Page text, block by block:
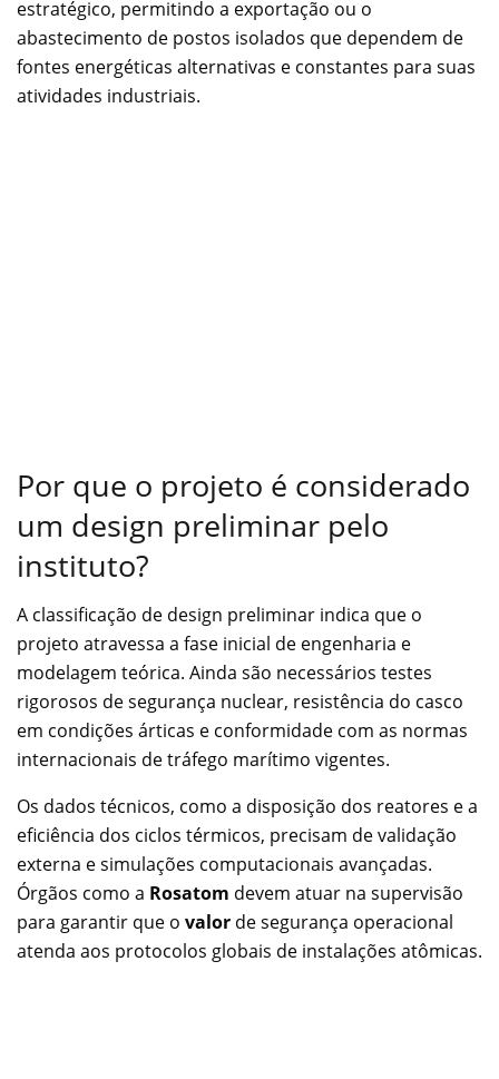
estratégico, permitindo a exportação ou o
abastecimento de postos isolados que dependem de
fontes energéticas alternativas e constantes para suas
atividades industriais.
Por que o projeto é considerado
um design preliminar pelo
instituto?
A classificação de design preliminar indica que o
projeto atravessa a fase inicial de engenharia e
modelagem teórica. Ainda são necessários testes
rigorosos de segurança nuclear, resistência do casco
em condições árticas e conformidade com as normas
internacionais de tráfego marítimo vigentes.
Os dados técnicos, como a disposição dos reatores e a
eficiência dos ciclos térmicos, precisam de validação
externa e simulações computacionais avançadas.
Órgãos como a Rosatom devem atuar na supervisão
para garantir que o valor de segurança operacional
atenda aos protocolos globais de instalações atômicas.